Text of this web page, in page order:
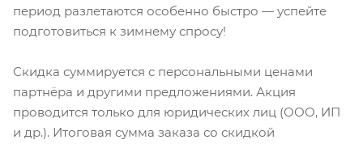
период разлетаются особенно быстро — успейте
подготовиться к зимнему спросу!
Скидка суммируется с персональными ценами
партнёра и другими предложениями. Акция
проводится только для юридических лиц (ООО, ИП
и др.). Итоговая сумма заказа со скидкой